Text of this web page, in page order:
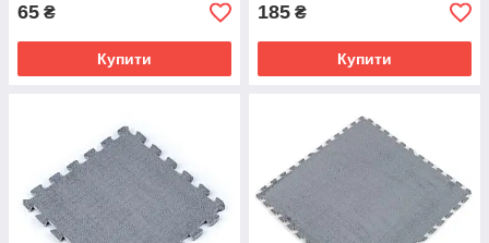
65 ₴
Купити
185 ₴
Купити